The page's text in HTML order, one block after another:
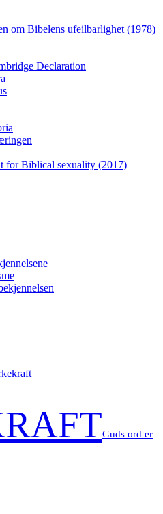
om Bibelens ufeilbarlighet (1978)
Declaration
for Biblical sexuality (2017)
Guds ord er